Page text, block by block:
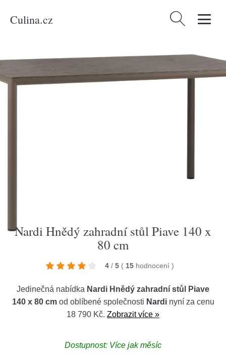
Culina.cz Vyhledávání
x 80 cm
Nardi Hnědý zahradní stůl Piave 140 x
80 cm
4 / 5 ( 15 hodnocení )
Jedinečná nabídka Nardi Hnědý zahradní stůl Piave
140 x 80 cmod oblíbené společnosti Nardinyní za cenu
18 790 Kč. Zobrazit více »
Dostupnost: Více jak měsíc